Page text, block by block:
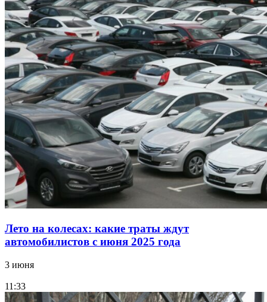
Лето на колесах: какие траты ждут
автомобилистов с июня 2025 года
3 июня
11:33